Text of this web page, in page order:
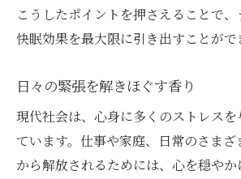
こうしたポイントを押さえることで
快眠効果を最大限に引き出すことがで
日々の緊張を解きほぐす香り
現代社会は、心身に多くのストレスを
ています。仕事や家庭、日常のさまざ
から解放されるためには、心を穏や